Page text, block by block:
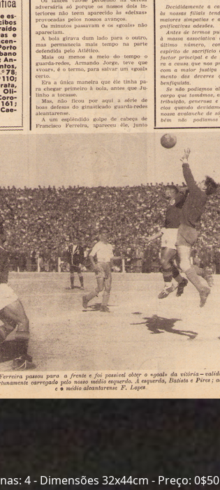
4 - Dimensões 32x44cm - Preço: 0$50